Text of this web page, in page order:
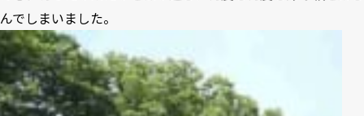
んでしまいました。